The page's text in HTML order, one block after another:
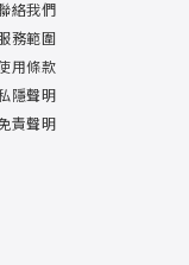
絡我們
務範圍
用條款
隱聲明
責聲明